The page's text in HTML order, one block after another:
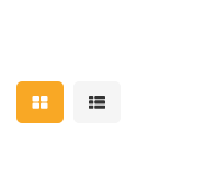
Mostrar resultados em
Mostrar